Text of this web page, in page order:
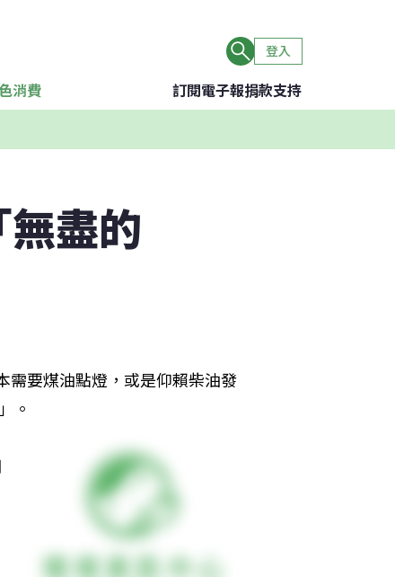
登入
消費 訂閱電子報捐款支持
盡的
需要煤油點燈，或是仰賴柴油發
。